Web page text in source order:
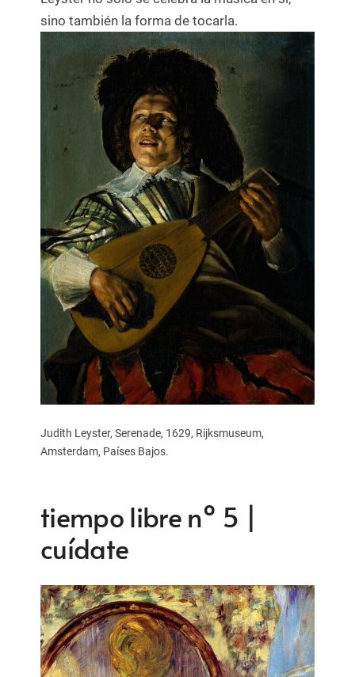
sino también la forma de tocarla.
Judith Leyster, Serenade, 1629, Rijksmuseum,
Amsterdam, Países Bajos.
tiempo libre nº 5 |
cuídate